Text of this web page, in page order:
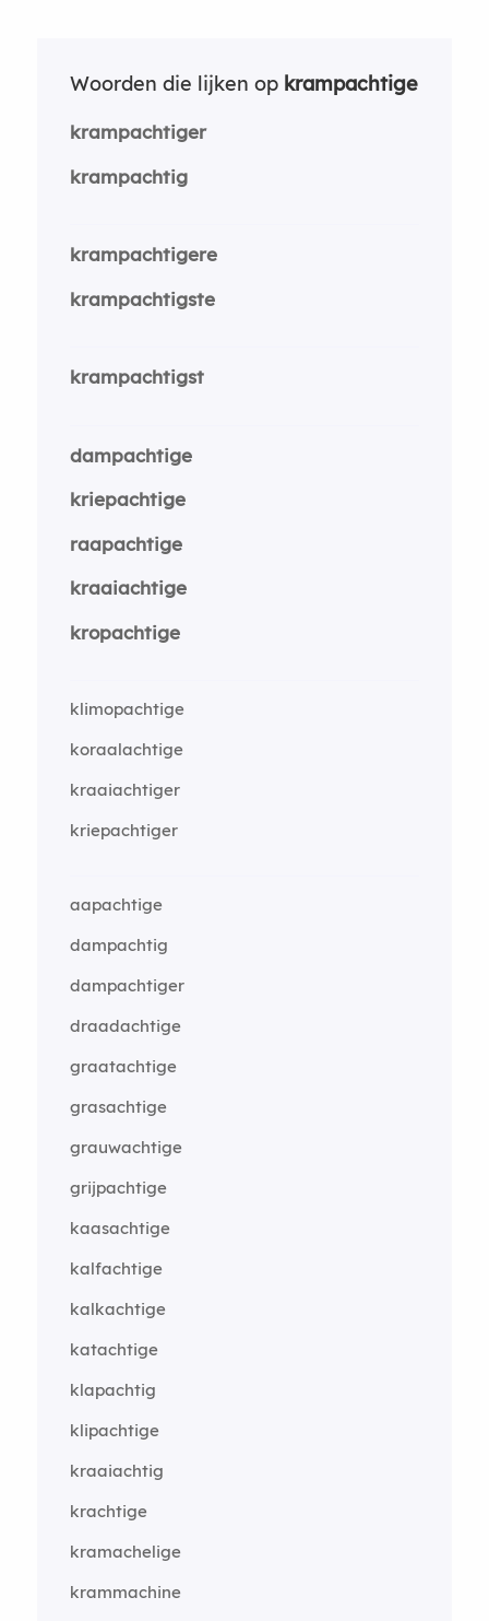
Woorden die lijken op krampachtige
krampachtiger
krampachtig
krampachtigere
krampachtigste
krampachtigst
dampachtige
kriepachtige
raapachtige
kraaiachtige
kropachtige
klimopachtige
koraalachtige
kraaiachtiger
kriepachtiger
aapachtige
dampachtig
dampachtiger
draadachtige
graatachtige
grasachtige
grauwachtige
grijpachtige
kaasachtige
kalfachtige
kalkachtige
katachtige
klapachtig
klipachtige
kraaiachtig
krachtige
kramachelige
krammachine